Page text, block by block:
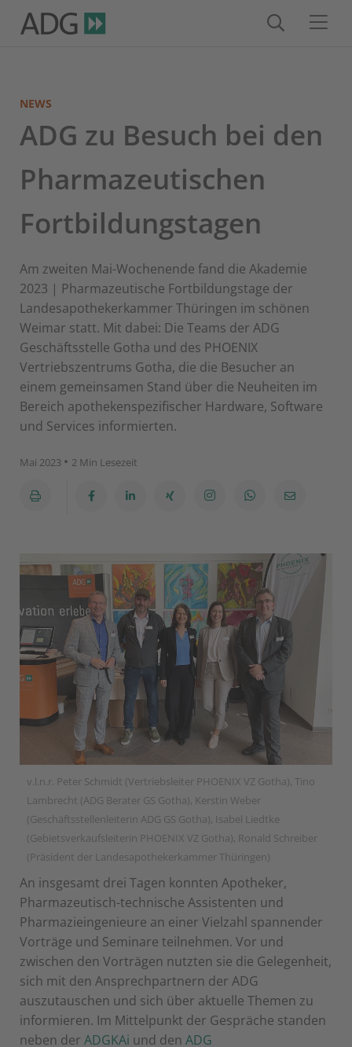
NEWS
ADG zu Besuch bei den
Pharmazeutischen
Fortbildungstagen
Am zweiten Mai-Wochenende fand die Akademie
2023 | Pharmazeutische Fortbildungstage der
Landesapothekerkammer Thüringen im schönen
Weimar statt. Mit dabei: Die Teams der ADG
Geschäftsstelle Gotha und des PHOENIX
Vertriebszentrums Gotha, die die Besucher an
einem gemeinsamen Stand über die Neuheiten im
Bereich apothekenspezifischer Hardware, Software
und Services informierten.
Mai 2023 • 2 Min Lesezeit
v.l.n.r. Peter Schmidt (Vertriebsleiter PHOENIX VZ Gotha), Tino
Lambrecht (ADG Berater GS Gotha), Kerstin Weber
(Geschäftsstellenleiterin ADG GS Gotha), Isabel Liedtke
(Gebietsverkaufsleiterin PHOENIX VZ Gotha), Ronald Schreiber
(Präsident der Landesapothekerkammer Thüringen)
An insgesamt drei Tagen konnten Apotheker,
Pharmazeutisch-technische Assistenten und
Pharmazieingenieure an einer Vielzahl spannender
Vorträge und Seminare teilnehmen. Vor und
zwischen den Vorträgen nutzten sie die Gelegenheit,
sich mit den Ansprechpartnern der ADG
auszutauschen und sich über aktuelle Themen zu
informieren. Im Mittelpunkt der Gespräche standen
neben der ADGKAi und den ADG